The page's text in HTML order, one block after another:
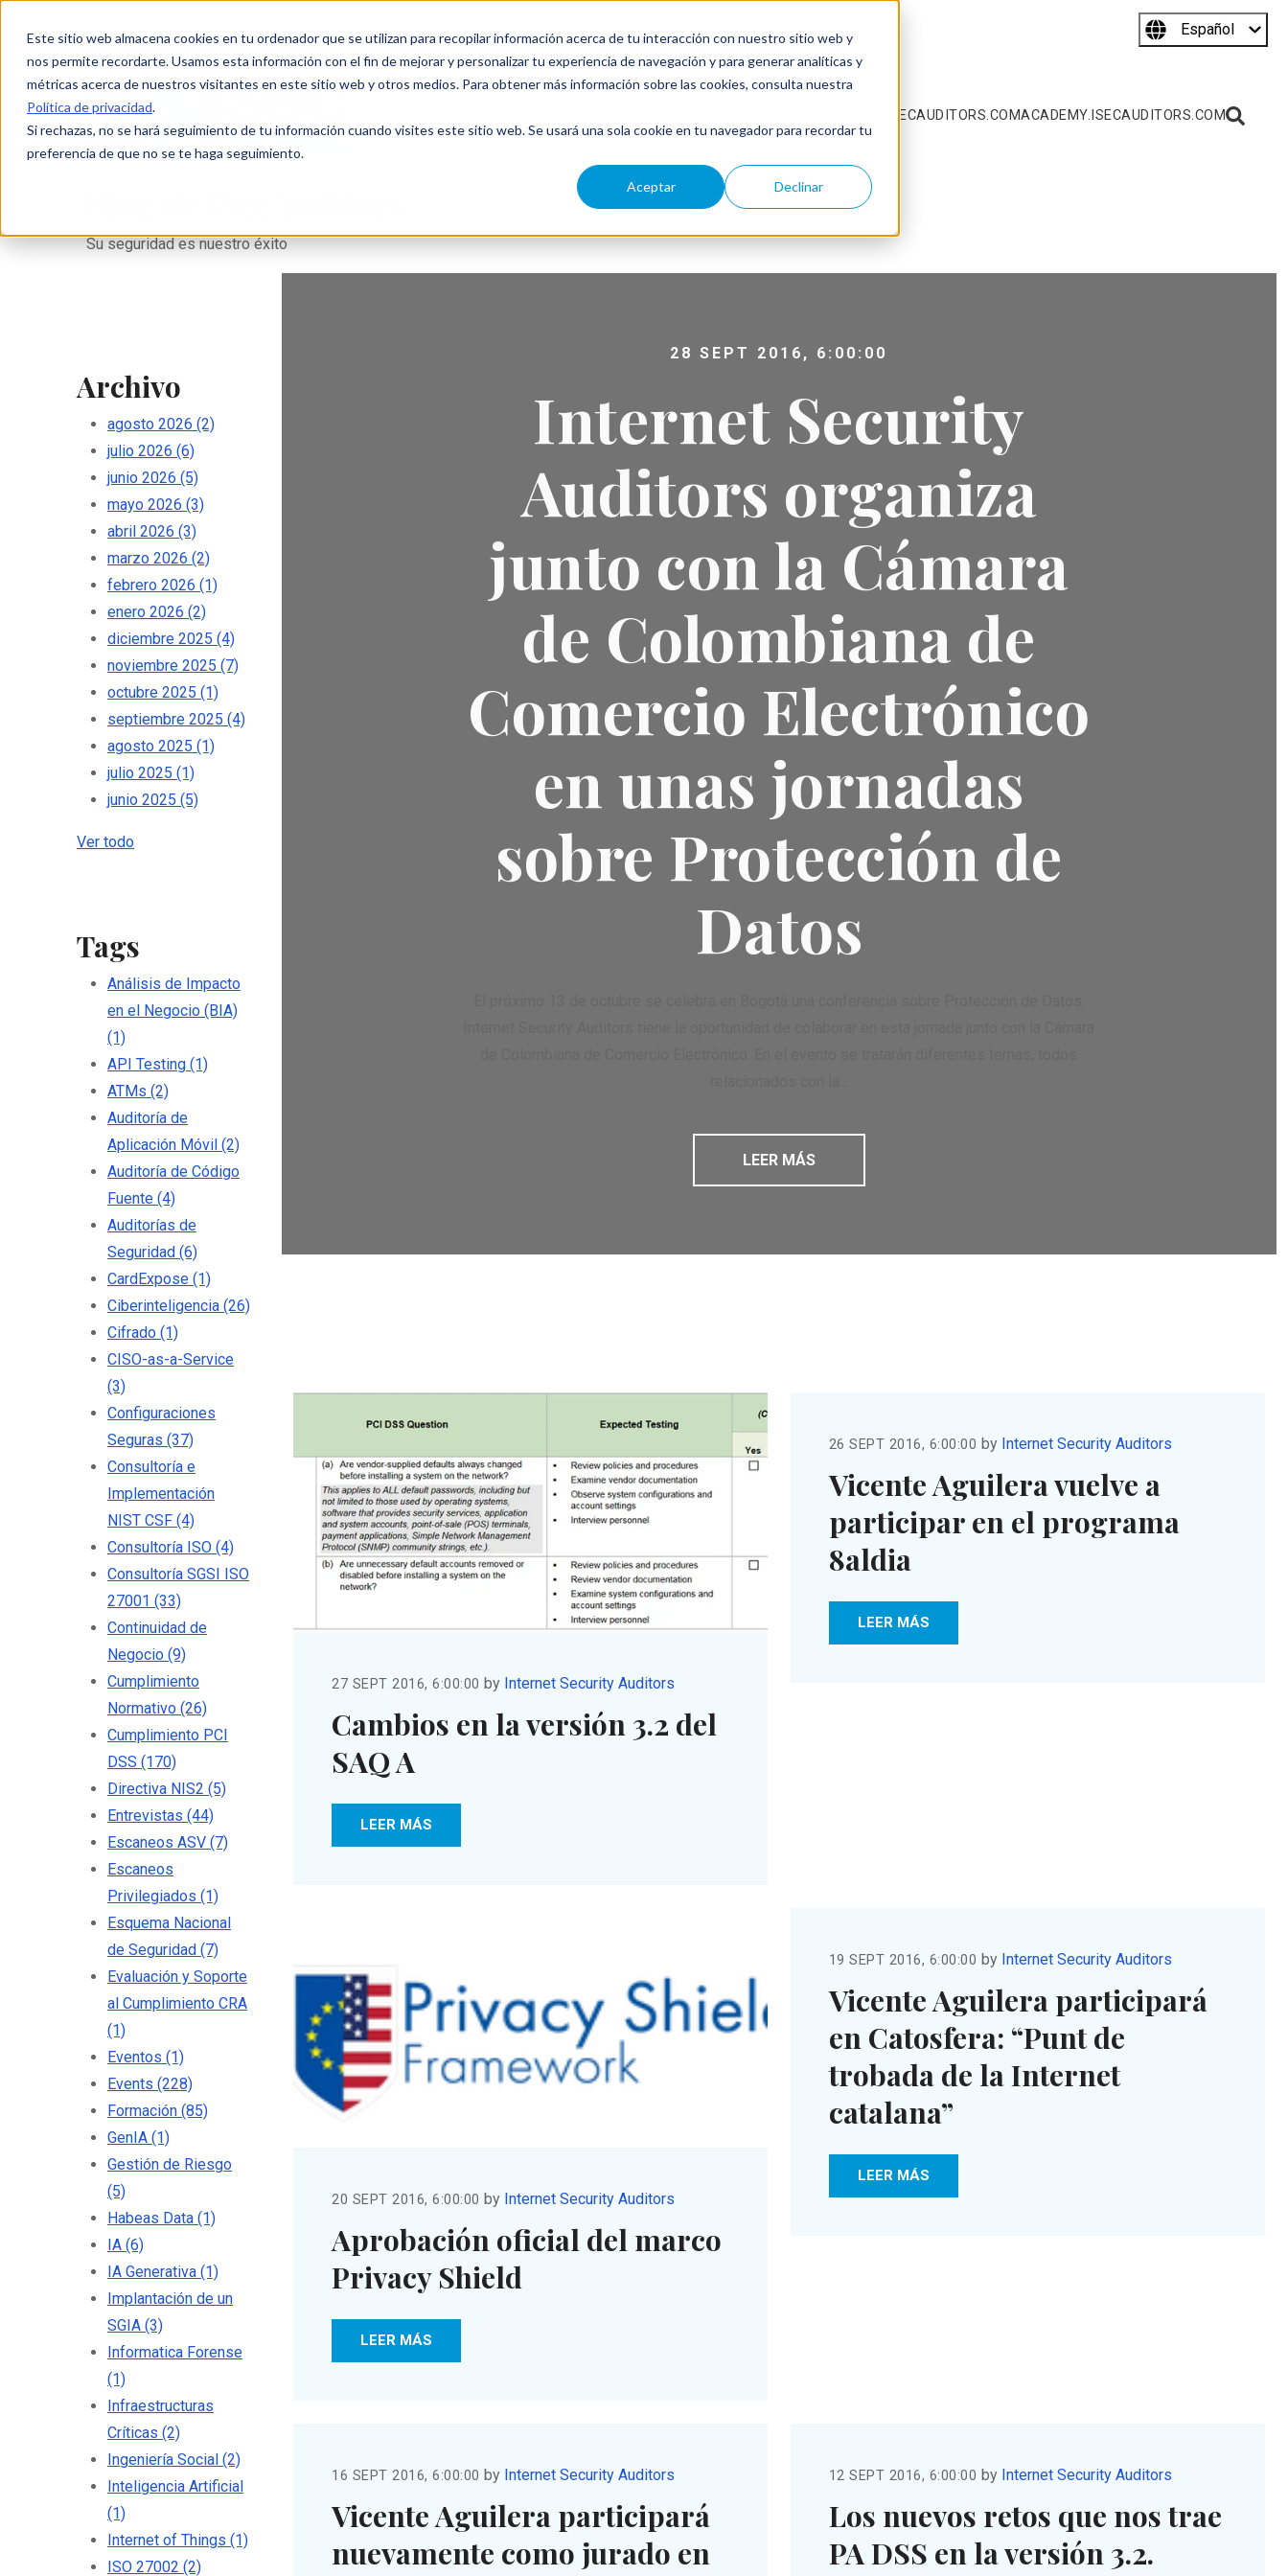
Este sitio web almacena cookies en tu ordenador que se utilizan para recopilar información acerca de tu interacción con nuestro sitio web y
nos permite recordarte. Usamos esta información con el fin de mejorar y personalizar tu experiencia de navegación y para generar analíticas y
métricas acerca de nuestros visitantes en este sitio web y otros medios. Para obtener más información sobre las cookies, consulta nuestra
Política de privacidad.
Si rechazas, no se hará seguimiento de tu información cuando visites este sitio web. Se usará una sola cookie en tu navegador para recordar tu
preferencia de que no se te haga seguimiento.
Aceptar Declinar
Español
← WWW.ISECAUDITORS.COMACADEMY.ISECAUDITORS.COM
Su seguridad es nuestro éxito
Archivo
agosto 2026 (2)
julio 2026 (6)
junio 2026 (5)
mayo 2026 (3)
abril 2026 (3)
marzo 2026 (2)
febrero 2026 (1)
enero 2026 (2)
diciembre 2025 (4)
noviembre 2025 (7)
octubre 2025 (1)
septiembre 2025 (4)
agosto 2025 (1)
julio 2025 (1)
junio 2025 (5)
Ver todo
Tags
Análisis de Impacto
en el Negocio (BIA)
(1)
API Testing (1)
ATMs (2)
Auditoría de
Aplicación Móvil (2)
Auditoría de Código
Fuente (4)
Auditorías de
Seguridad (6)
CardExpose (1)
Ciberinteligencia (26)
Cifrado (1)
CISO-as-a-Service
(3)
Configuraciones
Seguras (37)
Consultoría e
Implementación
NIST CSF (4)
Consultoría ISO (4)
Consultoría SGSI ISO
27001 (33)
Continuidad de
Negocio (9)
Cumplimiento
Normativo (26)
Cumplimiento PCI
DSS (170)
Directiva NIS2 (5)
Entrevistas (44)
Escaneos ASV (7)
Escaneos
Privilegiados (1)
Esquema Nacional
de Seguridad (7)
Evaluación y Soporte
al Cumplimiento CRA
(1)
Eventos (1)
Events (228)
Formación (85)
GenIA (1)
Gestión de Riesgo
(5)
Habeas Data (1)
IA (6)
IA Generativa (1)
Implantación de un
SGIA (3)
Informatica Forense
(1)
Infraestructuras
Críticas (2)
Ingeniería Social (2)
Inteligencia Artificial
(1)
Internet of Things (1)
ISO 27002 (2)
28 SEPT 2016, 6:00:00
Internet Security
Auditors organiza
junto con la Cámara
de Colombiana de
Comercio Electrónico
en unas jornadas
sobre Protección de
Datos
LEER MÁS
27 SEPT 2016, 6:00:00 by Internet Security Auditors
Cambios en la versión 3.2 del
SAQ A
LEER MÁS
26 SEPT 2016, 6:00:00 by Internet Security Auditors
Vicente Aguilera vuelve a
participar en el programa
8aldia
LEER MÁS
20 SEPT 2016, 6:00:00 by Internet Security Auditors
Aprobación oficial del marco
Privacy Shield
LEER MÁS
19 SEPT 2016, 6:00:00 by Internet Security Auditors
Vicente Aguilera participará
en Catosfera: “Punt de
trobada de la Internet
catalana”
LEER MÁS
16 SEPT 2016, 6:00:00 by Internet Security Auditors
Vicente Aguilera participará
nuevamente como jurado en
12 SEPT 2016, 6:00:00 by Internet Security Auditors
Los nuevos retos que nos trae
PA DSS en la versión 3.2.